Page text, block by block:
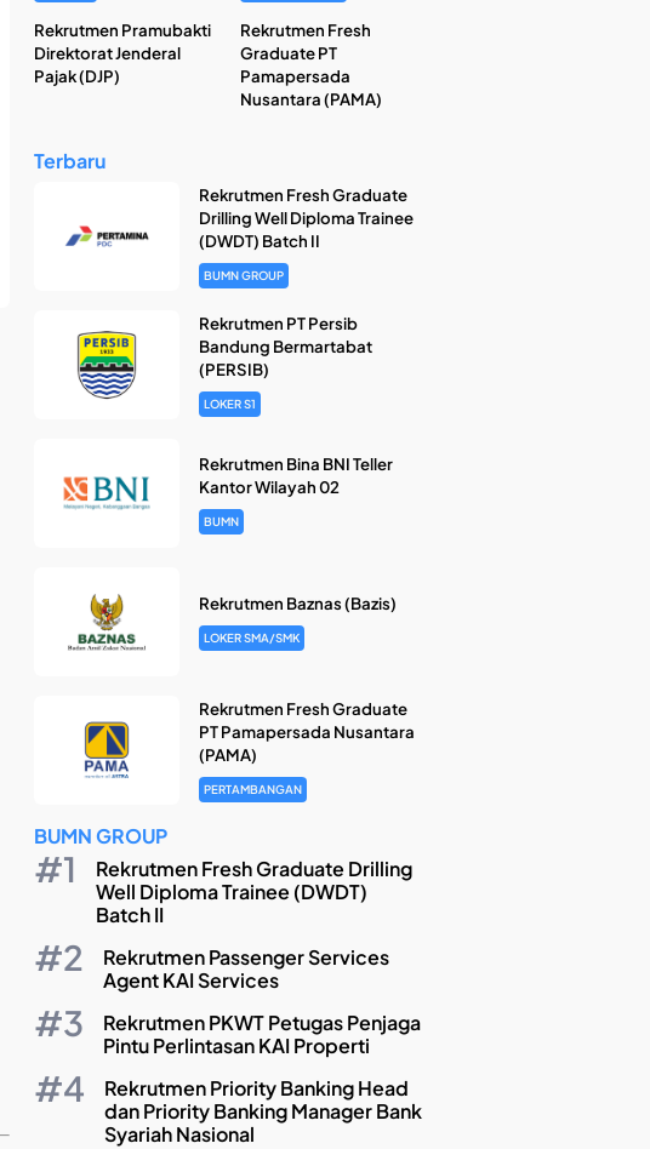
Rekrutmen Pramubakti
Direktorat Jenderal
Pajak (DJP)
Rekrutmen Fresh
Graduate PT
Pamapersada
Nusantara (PAMA)
Terbaru
Rekrutmen Fresh Graduate
Drilling Well Diploma Trainee
(DWDT) Batch II
BUMN GROUP
Rekrutmen PT Persib
Bandung Bermartabat
(PERSIB)
LOKER S1
Rekrutmen Bina BNI Teller
Kantor Wilayah 02
BUMN
Rekrutmen Baznas (Bazis)
LOKER SMA/SMK
Rekrutmen Fresh Graduate
PT Pamapersada Nusantara
(PAMA)
PERTAMBANGAN
BUMN GROUP
Rekrutmen Fresh Graduate Drilling
Well Diploma Trainee (DWDT)
Batch II
Rekrutmen Passenger Services
Agent KAI Services
Rekrutmen PKWT Petugas Penjaga
Pintu Perlintasan KAI Properti
Rekrutmen Priority Banking Head
dan Priority Banking Manager Bank
Syariah Nasional